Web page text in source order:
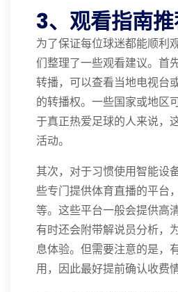
3、观看指南
为了保证每位球迷都能顺利
们整理了一些观看建议。首
转播，可以查看当地电视台
的转播权。一些国家或地区
于真正热爱足球的人来说，
活动。
其次，对于习惯使用智能设
些专门提供体育直播的平台
等。这些平台一般会提供高
有时还会附带解说员分析，
息体验。但需要注意的是，
用，因此最好提前确认收费情